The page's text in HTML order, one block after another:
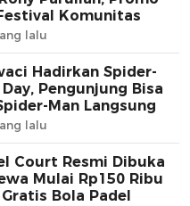
Komunitas
lalu
Hadirkan Spider-
Pengunjung Bisa
Man Langsung
lalu
Court Resmi Dibuka
Mulai Rp150 Ribu
Bola Padel